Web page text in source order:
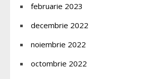
februarie 2023
decembrie 2022
noiembrie 2022
octombrie 2022